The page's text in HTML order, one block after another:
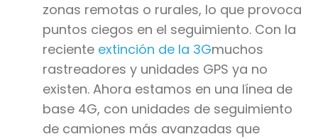
zonas remotas o rurales, lo que provoca
puntos ciegos en el seguimiento. Con la
reciente extinción de la 3Gmuchos
rastreadores y unidades GPS ya no
existen. Ahora estamos en una línea de
base 4G, con unidades de seguimiento
de camiones más avanzadas que